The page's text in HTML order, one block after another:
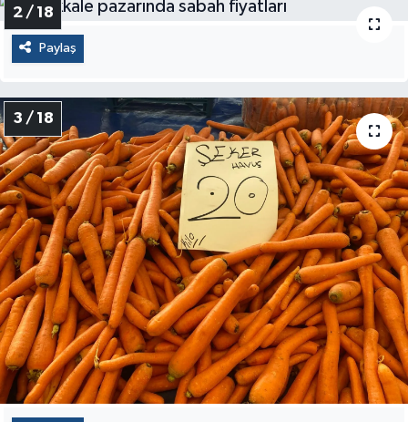
2 / 18
Paylaş
3 / 18